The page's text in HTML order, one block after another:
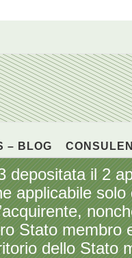
– BLOG
depositata il 2
applicabile
Stato membro
dello Stato